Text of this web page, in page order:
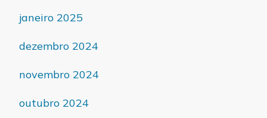
janeiro 2025
dezembro 2024
novembro 2024
outubro 2024